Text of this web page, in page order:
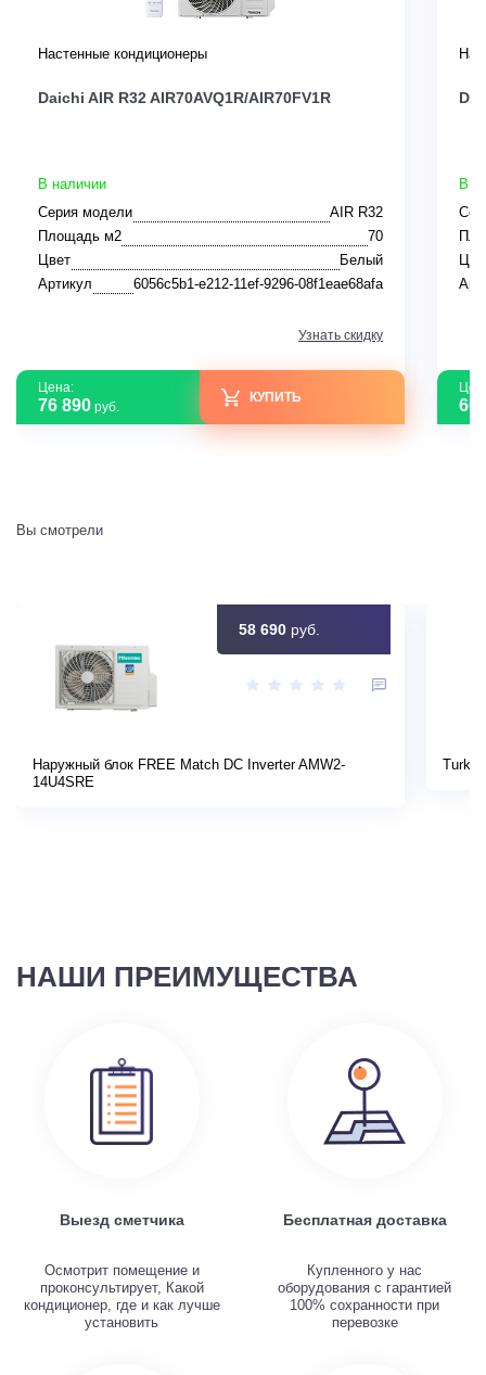
Настенные кондиционеры
Daichi AIR R32 AIR70AVQ1R/AIR70FV1R
В наличии
Серия модели
AIR R32
Площадь м2
70
Цвет
Белый
Артикул
6056c5b1-e212-11ef-9296-08f1eae68afa
Узнать скидку
Цена:
76 890 руб.
КУПИТЬ
В
60
Вы смотрели
58 690 руб.
Наружный блок FREE Match DC Inverter AMW2-
14U4SRE
НАШИ ПРЕИМУЩЕСТВА
Выезд сметчика
Осмотрит помещение и
проконсультирует, Какой
кондиционер, где и как лучше
установить
Бесплатная доставка
Купленного у нас
оборудования с гарантией
100% сохранности при
перевозке